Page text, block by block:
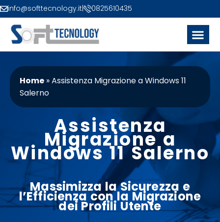
info@softtecnology.it 0825610435
Home »Assistenza Migrazione a Windows 11
Salerno
Assistenza
Migrazione a
Windows 11 Salerno
Massimizza la Sicurezza e
l’Efficienza con la Migrazione
dei Profili Utente